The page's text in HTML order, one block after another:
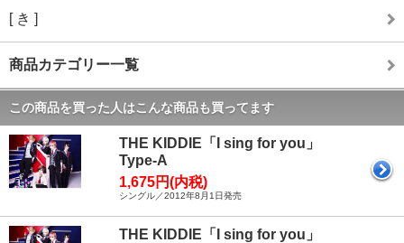
[ き ]
商品カテゴリー一覧
この商品を買った人はこんな商品も買ってます
THE KIDDIE「I sing for you」
Type-A
1,675円(内税)
シングル／2012年8月1日発売
THE KIDDIE「I sing for you」